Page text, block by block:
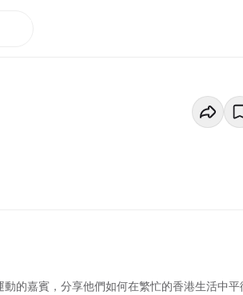
的嘉賓，分享他們如何在繁忙的香港生活中平